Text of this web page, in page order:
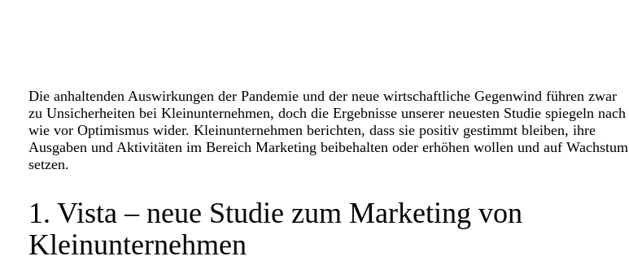
Die anhaltenden Auswirkungen der Pandemie und der neue wirtschaftliche Gegenwind führen zwar
zu Unsicherheiten bei Kleinunternehmen, doch die Ergebnisse unserer neuesten Studie spiegeln nach
wie vor Optimismus wider. Kleinunternehmen berichten, dass sie positiv gestimmt bleiben, ihre
Ausgaben und Aktivitäten im Bereich Marketing beibehalten oder erhöhen wollen und auf Wachstum
setzen.
1. Vista – neue Studie zum Marketing von
Kleinunternehmen